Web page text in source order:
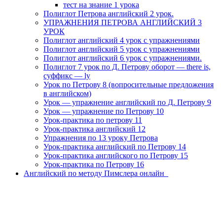
тест на знание 1 урока
Полиглот Петрова английский 2 урок.
УПРАЖНЕНИЯ ПЕТРОВА АНГЛИЙСКИЙ 3
УРОК
Полиглот английский 4 урок с упражнениями
Полиглот английский 5 урок с упражнениями
Полиглот английский 6 урок с упражнениями.
Полиглот 7 урок по Д. Петрову оборот — there is,
суффикс — ly
Урок по Петрову 8 (вопросительные предложения
в английском)
Урок — упражнение английский по Д. Петрову 9
Урок — упражнение по Петрову 10
Урок-практика по петрову 11
Урок-практика английский 12
Упражнения по 13 уроку Петрова
Урок-практика английский по Петрову 14
Урок-практика английского по Петрову 15
Урок-практика по Петрову 16
Английский по методу Пимслера онлайн_